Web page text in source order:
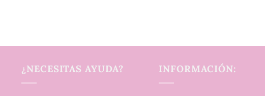
¿NECESITAS AYUDA? INFORMACIÓN: